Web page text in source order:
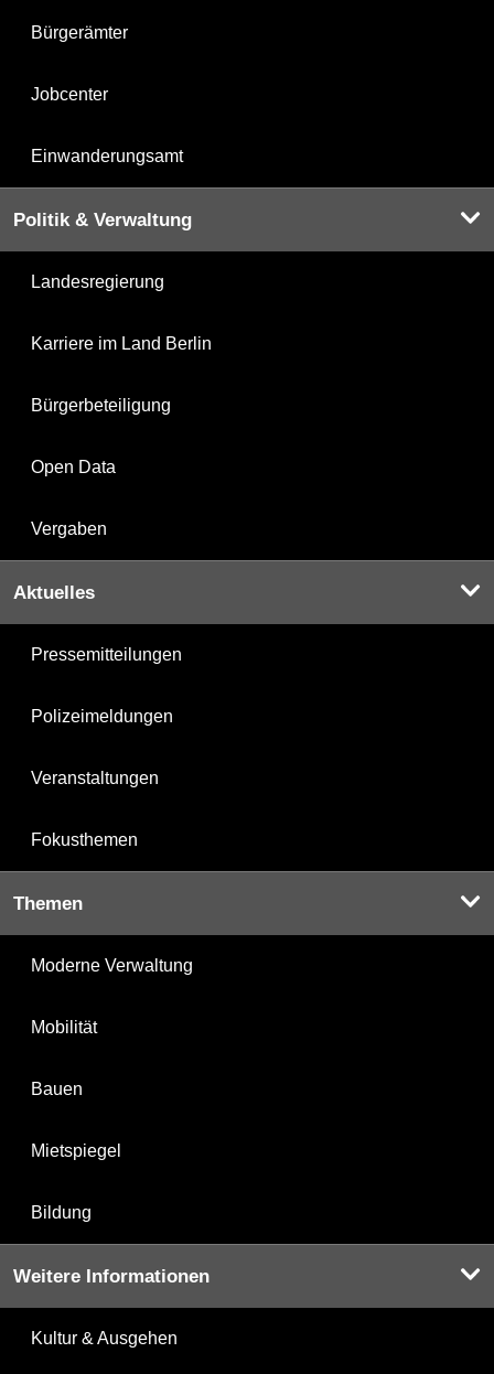
Bürgerämter
Jobcenter
Einwanderungsamt
Politik & Verwaltung
Landesregierung
Karriere im Land Berlin
Bürgerbeteiligung
Open Data
Vergaben
Aktuelles
Pressemitteilungen
Polizeimeldungen
Veranstaltungen
Fokusthemen
Themen
Moderne Verwaltung
Mobilität
Bauen
Mietspiegel
Bildung
Weitere Informationen
Kultur & Ausgehen